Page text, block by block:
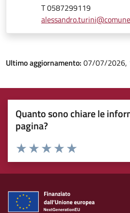
T 0587299119
Ultimo aggiornamento: 07/07/2026,
Quanto sono chiare le
pagina?
Rating:
Valuta 5 stelle su 5
Valuta 4 stelle su 5
Valuta 3 stelle su 5
Valuta 2 stelle su 5
Valuta 1 stelle su 5